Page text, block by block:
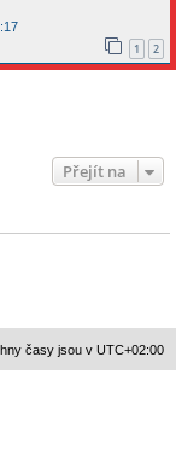
1 2
Přejít na
časy jsou v UTC+02:00